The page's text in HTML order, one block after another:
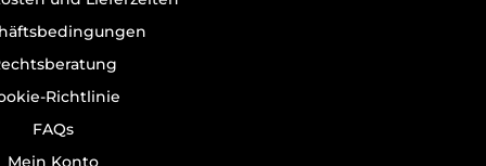
Richtlinie
FAQs
Mein Konto